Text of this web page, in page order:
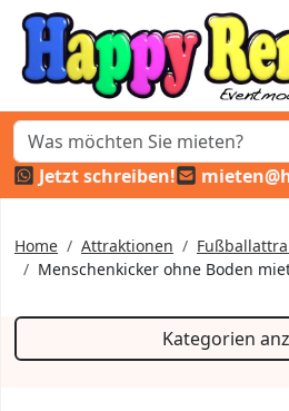
Jetzt schreiben!
Home Attraktionen
Menschenkicker ohne Boden
Kategorien